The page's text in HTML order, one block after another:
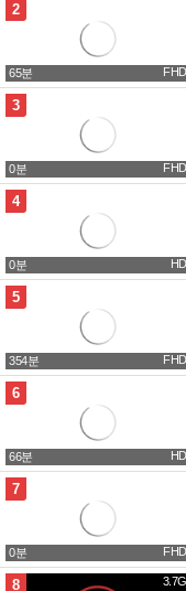
2
65분 FHD
3
0분 FHD
4
0분 HD
5
354분 FHD
6
66분 HD
7
0분 FHD
3.7G
8